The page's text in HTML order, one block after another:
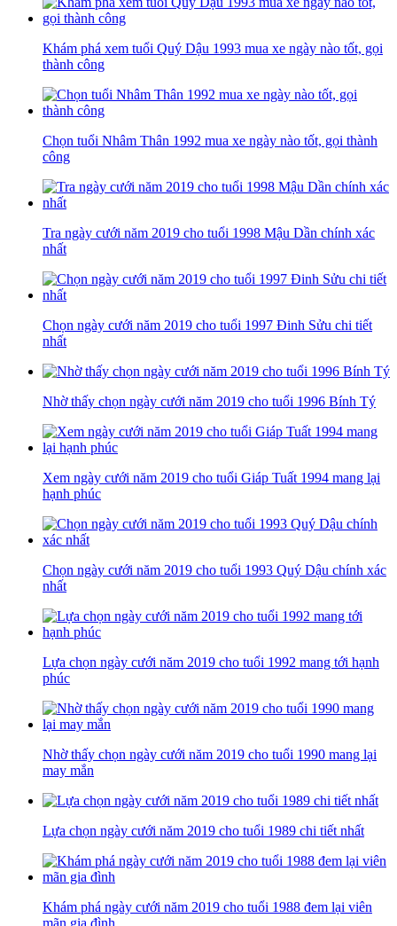
Khám phá xem tuổi Quý Dậu 1993 mua xe ngày nào tốt, gọi
thành công
Chọn tuổi Nhâm Thân 1992 mua xe ngày nào tốt, gọi thành
công
Tra ngày cưới năm 2019 cho tuổi 1998 Mậu Dần chính xác
nhất
Chọn ngày cưới năm 2019 cho tuổi 1997 Đinh Sửu chi tiết
nhất
Nhờ thấy chọn ngày cưới năm 2019 cho tuổi 1996 Bính Tý
Xem ngày cưới năm 2019 cho tuổi Giáp Tuất 1994 mang lại
hạnh phúc
Chọn ngày cưới năm 2019 cho tuổi 1993 Quý Dậu chính xác
nhất
Lựa chọn ngày cưới năm 2019 cho tuổi 1992 mang tới hạnh
phúc
Nhờ thấy chọn ngày cưới năm 2019 cho tuổi 1990 mang lại
may mắn
Lựa chọn ngày cưới năm 2019 cho tuổi 1989 chi tiết nhất
Khám phá ngày cưới năm 2019 cho tuổi 1988 đem lại viên